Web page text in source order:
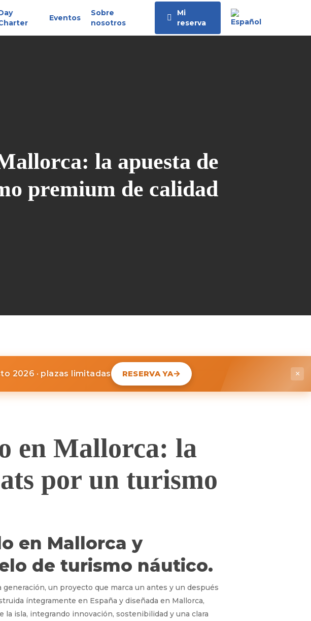
Eventos
Sobre
nosotros
Mi
reserva
la apuesta de
premium de calidad
2026 · plazas limitadas RESERVA YA ×
en Mallorca: la
por un turismo
en Mallorca y
de turismo náutico.
un proyecto que marca un antes y un después
íntegramente en España y diseñada en Mallorca,
la isla, integrando innovación, sostenibilidad y una clara